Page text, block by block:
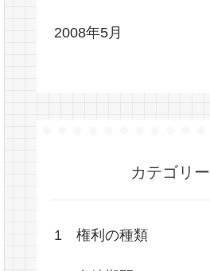
2008年5月
カテゴリー
1 権利の種類